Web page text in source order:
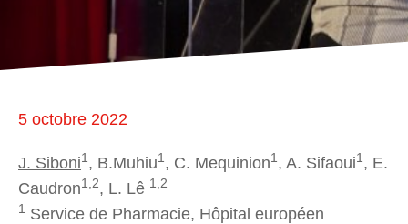
5 octobre 2022
J. Siboni1 , B.Muhiu1 , C. Mequinion1 , A. Sifaoui1 , E.
Caudron1,2, L. Lê 1,2
1
Service de Pharmacie, Hôpital européen